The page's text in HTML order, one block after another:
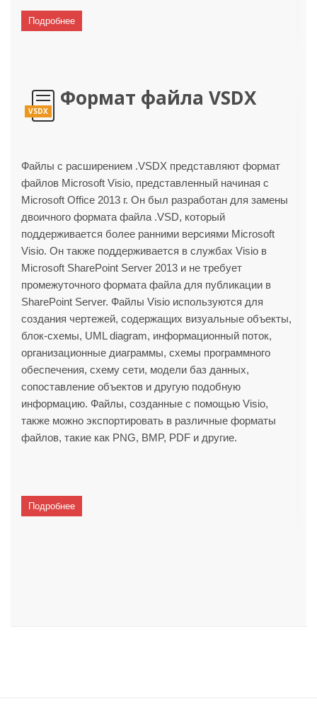
Подробнее
VSDX
Формат файла VSDX
Файлы с расширением .VSDX представляют формат
файлов Microsoft Visio, представленный начиная с
Microsoft Office 2013 г. Он был разработан для замены
двоичного формата файла .VSD, который
поддерживается более ранними версиями Microsoft
Visio. Он также поддерживается в службах Visio в
Microsoft SharePoint Server 2013 и не требует
промежуточного формата файла для публикации в
SharePoint Server. Файлы Visio используются для
создания чертежей, содержащих визуальные объекты,
блок-схемы, UML diagram, информационный поток,
организационные диаграммы, схемы программного
обеспечения, схему сети, модели баз данных,
сопоставление объектов и другую подобную
информацию. Файлы, созданные с помощью Visio,
также можно экспортировать в различные форматы
файлов, такие как PNG, BMP, PDF и другие.
Подробнее